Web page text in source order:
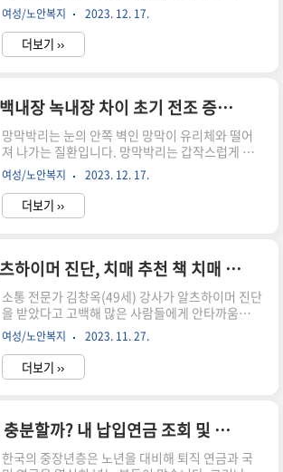
(건강보험) 의 혜택을 챙기시기 바랍니다. 경제적
어려움으로 인해 적절한 치과 치료를 받지 못하는
이들을 위해, 정부..
쳐서 안 되는 일상에서 보이는 치매 전조 증상과 e
보건소에서 지원하는 치매치료관리비 지원사업에
대해 알아보겠습니다. 알츠하이머라는 이름이 있
지만 아직도 치매라는 말이 더 와닿는 부분이 있지
글을 통해 초기 치매 전조증상에 대해 잘 알아두시
기 바랍니다. 꼭! 아래 해당 페이지에 적혀있는 예
방법도 읽어보시고 실생활에서 가족들과 함께 실천
하시면서 건강한 노후를 준비하세요. 함께 하면 좋
은 글 1 아래 해당 페이지에서 어르신을 위해 우리
동네 보건소에도 물리치료실과 한의약, 치과 등의
사업도 진행하고 있는지 꼭 확인해 보..
여성/노안복지 2023. 12. 17.
더보기 ››
망막박리 원인 백내장 녹내장 차이 초기 전조 증상 예방법
망막박리는 눈의 안쪽 벽인 망막이 유리체와 떨어
져 나가는 질환입니다. 망막박리는 갑작스럽게 발
생하는 경우가 많지만, 일부 환자에서는 전조증상
이 나타날 수 있습니다. 오늘은 망막박리의 원인과
전조증상과 예방법, 눈에 좋은 음식을 살펴, 조기
발견과 실명을 예방하는 데 도움이 될 수는 방법들
벽에 있는 얇은 막으로, 시각 정보를 뇌로 전달하는
역할을 합니다. 망막박리가 발생하면 망막이 손상
되어 시력 저하, 시야 장애, 심하면 실명에 이를 수
도 있습니다. 둘러보신 후 꼭! 아래 해당 페이지에
적혀있는 예방법도 읽어보시고 실생활에서 실천하
세요. 혹시 다른 질환이 의심된다면 아래 카드 해당
페이지에서 전조 증상과 예방..
여성/노안복지 2023. 12. 17.
더보기 ››
김창옥 강사 알츠하이머 진단, 치매 추천 책 치매 증상 10가지
소통 전문가 김창옥(49세) 강사가 알츠하이머 진단
을 받았다고 고백해 많은 사람들에게 안타까움을
주고 있습니다. 오늘은 대표적인 치매 증상 10가지
와 치매 가족을 둔 분들에게 추천하는 치매관련 책
2권에 대해 적어봅니다. 김창옥 강사는 지난 23일
유튜브 채널 '김창옥TV'에서 "최근 들어 기억력이
아래 기사들을 살펴보았습니다. 김창옥 강사는 "최
근 3~5년 동안 증상을 모르고 지내왔다"며 "그래
서 강의하기가 어려웠고, 12월에 추가 검사를 받을
여성/노안복지 2023. 11. 27.
더보기 ››
노년, 연금으로 충분할까? 내 납입연금 조회 및 예상 수령액 조회하기
한국의 중장년층은 노년을 대비해 퇴직 연금과 국